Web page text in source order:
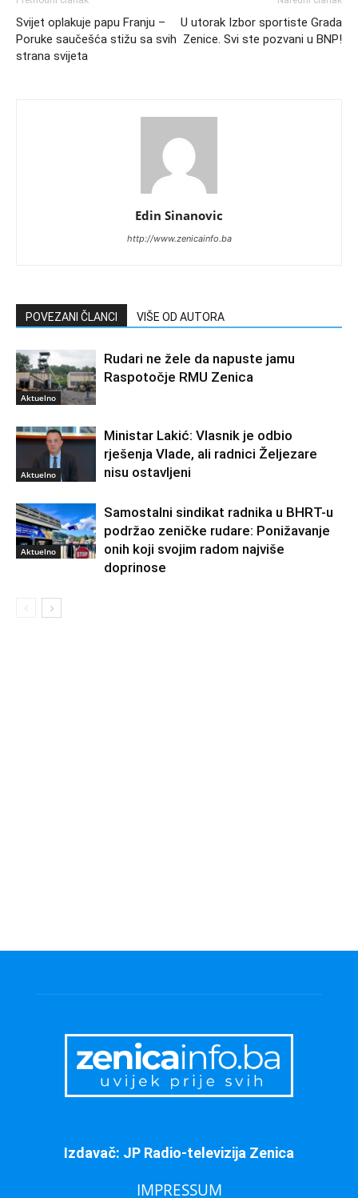
Svijet oplakuje papu Franju –
Poruke saučešća stižu sa svih
strana svijeta
U utorak Izbor sportiste Grada
Zenice. Svi ste pozvani u BNP!
Edin Sinanovic
http://www.zenicainfo.ba
POVEZANI ČLANCI VIŠE OD AUTORA
Aktuelno
Rudari ne žele da napuste jamu
Raspotočje RMU Zenica
Aktuelno
Ministar Lakić: Vlasnik je odbio
rješenja Vlade, ali radnici Željezare
nisu ostavljeni
Aktuelno
Samostalni sindikat radnika u BHRT-u
podržao zeničke rudare: Ponižavanje
onih koji svojim radom najviše
doprinose
Izdavač: JP Radio-televizija Zenica
IMPRESSUM